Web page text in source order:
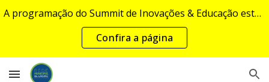
Skip to main content Skip to navigation
A programação do Summit de Inovações & Educação estará disponível em breve...
Confira a página